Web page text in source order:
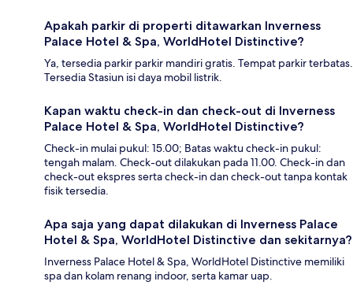
Apakah parkir di properti ditawarkan Inverness
Palace Hotel & Spa, WorldHotel Distinctive?
Ya, tersedia parkir parkir mandiri gratis. Tempat parkir terbatas.
Tersedia Stasiun isi daya mobil listrik.
Kapan waktu check-in dan check-out di Inverness
Palace Hotel & Spa, WorldHotel Distinctive?
Check-in mulai pukul: 15.00; Batas waktu check-in pukul:
tengah malam. Check-out dilakukan pada 11.00. Check-in dan
check-out ekspres serta check-in dan check-out tanpa kontak
fisik tersedia.
Apa saja yang dapat dilakukan di Inverness Palace
Hotel & Spa, WorldHotel Distinctive dan sekitarnya?
Inverness Palace Hotel & Spa, WorldHotel Distinctive memiliki
spa dan kolam renang indoor, serta kamar uap.